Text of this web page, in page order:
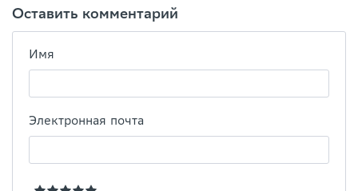
Оставить комментарий
Имя
Электронная почта